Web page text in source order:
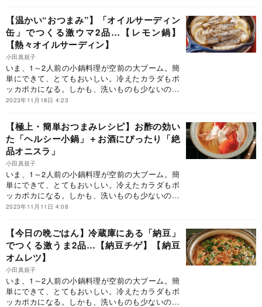
ち。そこで活躍するのが、大人気料理家の小田真
規子先生の小鍋レシピを集めた『まいにち小鍋』
です。本連載では、その一部をご紹介してまいり
ます。ぜひ、今日の晩御飯にお試しください！
【温かい“おつまみ”】「オイルサーディン
缶」でつくる激ウマ2品…【レモン鍋】
【熱々オイルサーディン】
小田真規子
いま、1～2人前の小鍋料理が空前の大ブーム。簡
単にできて、とてもおいしい。冷えたカラダもポ
ッカポカになる。しかも、洗いものも少ないのだ
から、忙しいビジネスパーソンに大人気なのも当
ち。そこで活躍するのが、大人気料理家の小田真
規子先生の小鍋レシピを集めた『まいにち小鍋』
です。本連載では、その一部をご紹介してまいり
ます。ぜひ、今日の晩御飯にお試しください！
2023年11月18日 4:23
【極上・簡単おつまみレシピ】お酢の効い
た「ヘルシー小鍋」＋お酒にぴったり「絶
品オニスラ」
小田真規子
いま、1～2人前の小鍋料理が空前の大ブーム。簡
単にできて、とてもおいしい。冷えたカラダもポ
ッカポカになる。しかも、洗いものも少ないのだ
から、忙しいビジネスパーソンに大人気なのも当
ち。そこで活躍するのが、大人気料理家の小田真
規子先生の小鍋レシピを集めた『まいにち小鍋』
です。本連載では、その一部をご紹介してまいり
ます。ぜひ、今日の晩御飯にお試しください！
2023年11月11日 4:08
【今日の晩ごはん】冷蔵庫にある「納豆」
でつくる激うま2品…【納豆チゲ】【納豆
オムレツ】
小田真規子
いま、1～2人前の小鍋料理が空前の大ブーム。簡
単にできて、とてもおいしい。冷えたカラダもポ
ッカポカになる。しかも、洗いものも少ないのだ